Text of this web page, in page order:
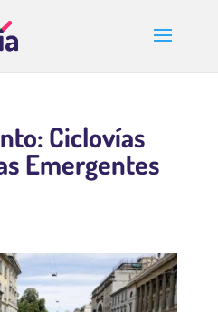
Ciclovías
Emergentes